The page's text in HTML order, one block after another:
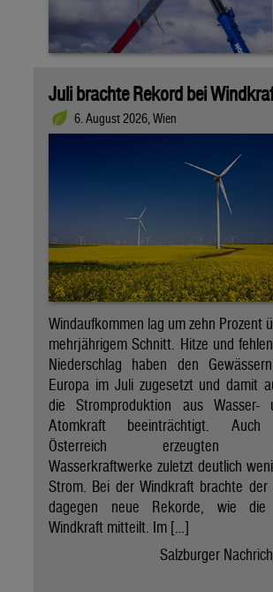
Juli brachte Rekord bei
6. August 2026, Wien
Windaufkommen lag um zehn Prozent
mehrjährigem Schnitt. Hitze und
Niederschlag haben den
Europa im Juli zugesetzt und damit
die Stromproduktion aus Wasser-
Atomkraft beeinträchtigt.
Österreich erzeugten
Wasserkraftwerke zuletzt deutlich
Strom. Bei der Windkraft brachte der
dagegen neue Rekorde, wie
Windkraft mitteilt. Im […]
Salzburger